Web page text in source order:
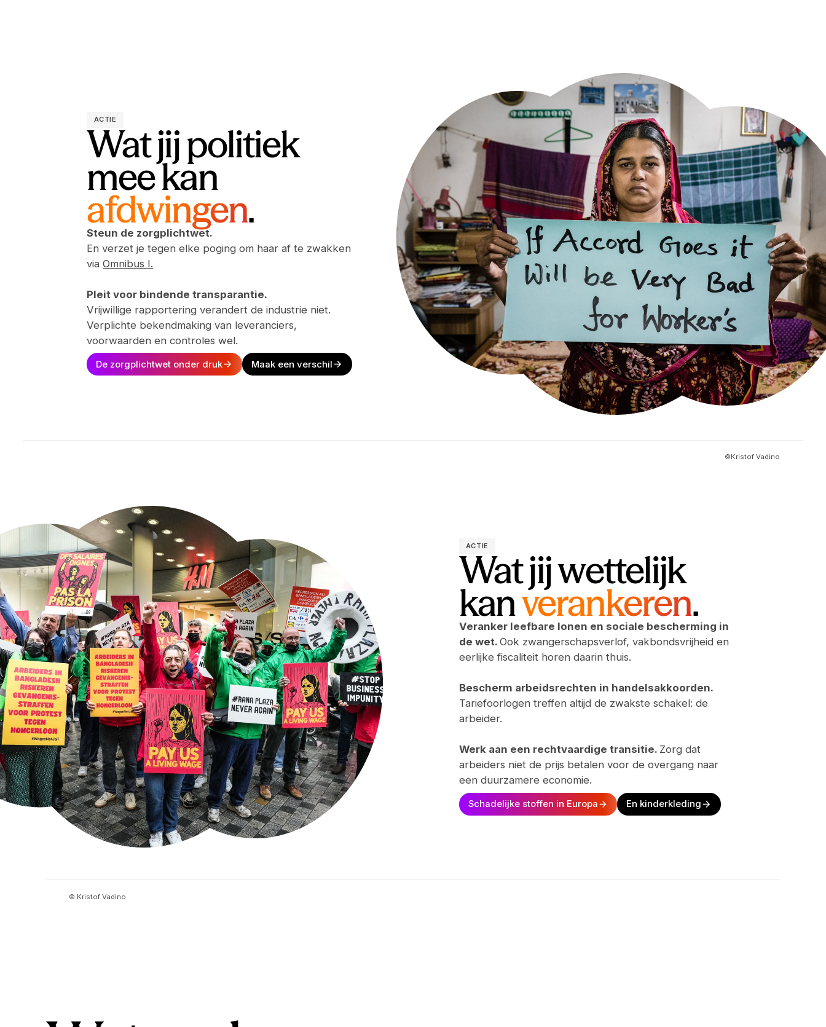
ACTIE
Watjijpolitiek
mee kan
afdwingen.
Steun de zorgplichtwet.
En verzet je tegen elke poging om haar af te zwakken
viaOmnibus I.
Pleit voor bindende transparantie.
Vrijwillige rapportering verandert de industrie niet.
Verplichte bekendmaking van leveranciers,
voorwaarden en controles wel.
De zorgplichtwet onder druk Maak een verschil
©Kristof Vadino
ACTIE
Wat jij wettelijk
kanverankeren.
Veranker leefbare lonen en sociale bescherming in
de wet. Ook zwangerschapsverlof, vakbondsvrijheid en
eerlijke fiscaliteit horen daarin thuis.
Bescherm arbeidsrechten in handelsakkoorden.
Tariefoorlogen treffen altijd de zwakste schakel: de
arbeider.
Werk aan een rechtvaardige transitie. Zorg dat
arbeiders niet de prijs betalen voor de overgang naar
een duurzamere economie.
Schadelijke stoffen in Europa En kinderkleding
© Kristof Vadino